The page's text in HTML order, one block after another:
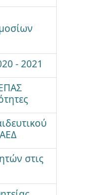
- 2021
στις